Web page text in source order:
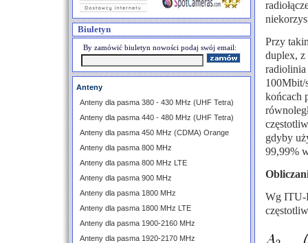
Biuletyn
By zamówić biuletyn nowości podaj swój email:
Anteny
Anteny dla pasma 380 - 430 MHz (UHF Tetra)
Anteny dla pasma 440 - 480 MHz (UHF Tetra)
Anteny dla pasma 450 MHz (CDMA) Orange
Anteny dla pasma 800 MHz
Anteny dla pasma 800 MHz LTE
Anteny dla pasma 900 MHz
Anteny dla pasma 1800 MHz
Anteny dla pasma 1800 MHz LTE
Anteny dla pasma 1900-2160 MHz
Anteny dla pasma 1920-2170 MHz
Przy
duplex, z
100Mbit/
końcach
gdyby
99,99%
Wg ITU-